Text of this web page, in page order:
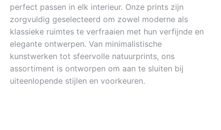
perfect passen in elk interieur. Onze prints zijn
zorgvuldig geselecteerd om zowel moderne als
klassieke ruimtes te verfraaien met hun verfijnde en
elegante ontwerpen. Van minimalistische
kunstwerken tot sfeervolle natuurprints, ons
assortiment is ontworpen om aan te sluiten bij
uiteenlopende stijlen en voorkeuren.